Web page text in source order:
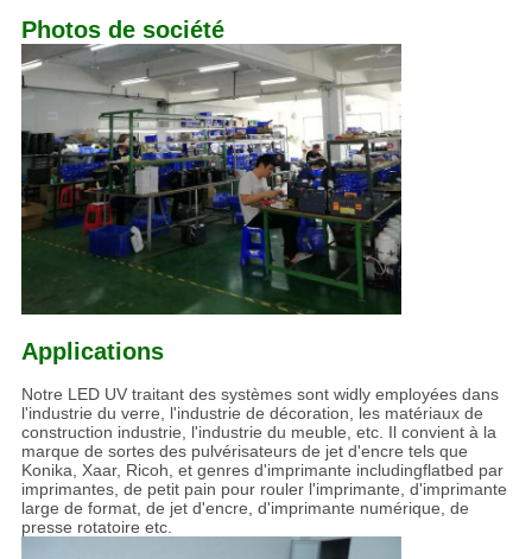
Photos de société
Applications
Notre LED UV traitant des systèmes sont widly employées dans
l'industrie du verre, l'industrie de décoration, les matériaux de
construction industrie, l'industrie du meuble, etc. Il convient à la
marque de sortes des pulvérisateurs de jet d'encre tels que
Konika, Xaar, Ricoh, et genres d'imprimante includingflatbed par
imprimantes, de petit pain pour rouler l'imprimante, d'imprimante
large de format, de jet d'encre, d'imprimante numérique, de
presse rotatoire etc.